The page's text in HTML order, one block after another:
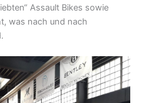
Assault Bikes sowie
was nach und nach